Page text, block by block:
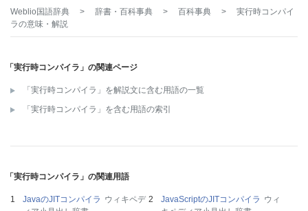
Weblio国語辞典 > 辞書・百科事典 > 百科事典 >
実行時コンパイ
ラの意味・解説
「実行時コンパイラ」の関連ページ
「実行時コンパイラ」を解説文に含む用語の一覧
「実行時コンパイラ」を含む用語の索引
「実行時コンパイラ」の関連用語
JavaのJITコンパイラ ウィキペデ
JavaScriptのJITコンパイラ ウィ